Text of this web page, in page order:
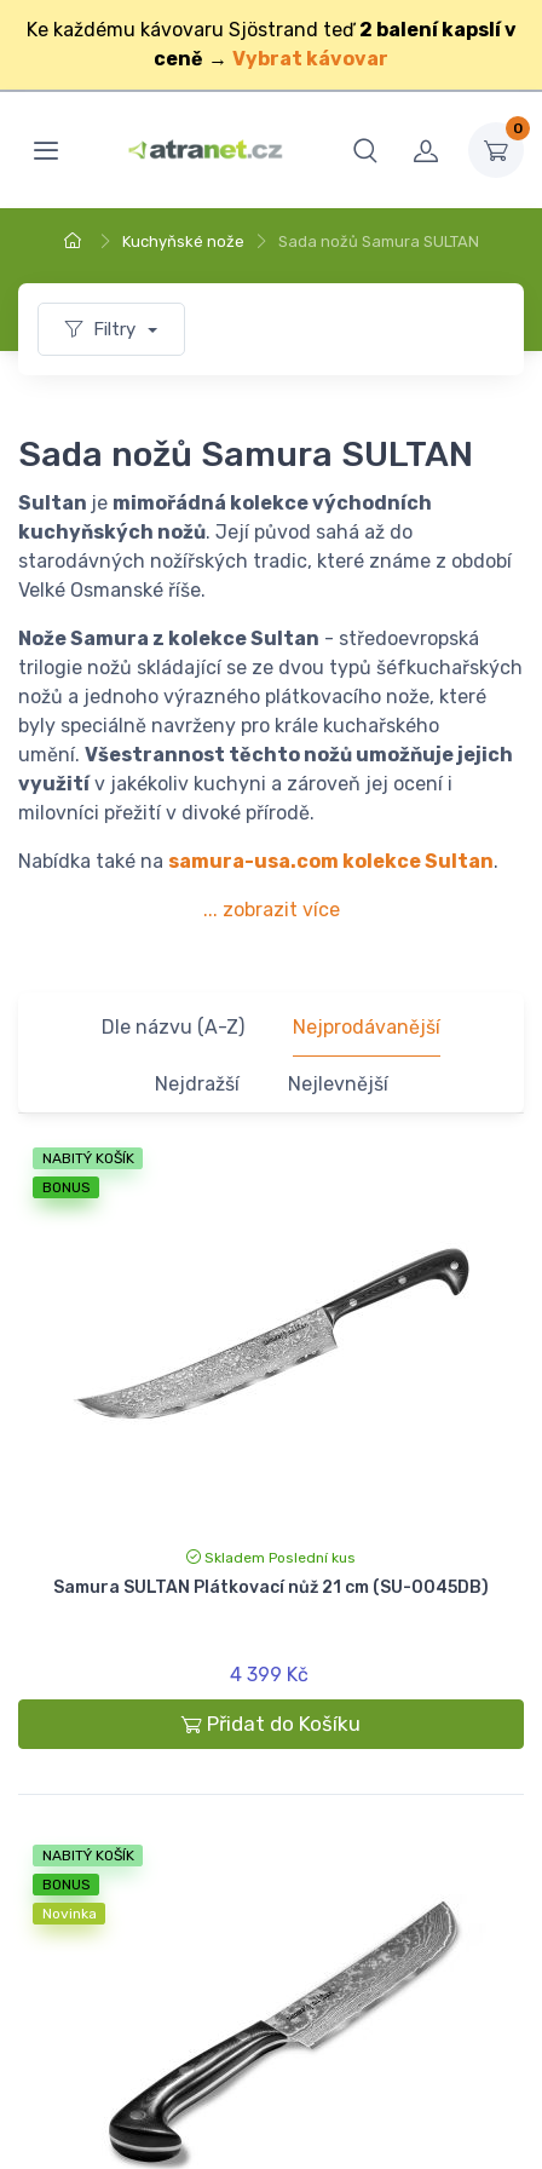
Ke každému kávovaru Sjöstrand teď 2 balení kapslí v
ceně → Vybrat kávovar
0
Kuchyňské nože Sada nožů Samura SULTAN
Filtry
Sada nožů Samura SULTAN
Sultan je mimořádná kolekce východních
kuchyňských nožů. Její původ sahá až do
starodávných nožířských tradic, které známe z období
Velké Osmanské říše.
Nože Samura z kolekce Sultan - středoevropská
trilogie nožů skládající se ze dvou typů šéfkuchařských
nožů a jednoho výrazného plátkovacího nože, které
byly speciálně navrženy pro krále kuchařského
umění. Všestrannost těchto nožů umožňuje jejich
využitív jakékoliv kuchyni a zároveň jej ocení i
milovníci přežití v divoké přírodě.
Nabídka také na samura-usa.com kolekce Sultan.
... zobrazit více
Dle názvu (A-Z) Nejprodávanější
Nejdražší Nejlevnější
NABITÝ KOŠÍK
BONUS
Skladem Poslední kus
Samura SULTAN Plátkovací nůž 21 cm (SU-0045DB)
4 399 Kč
Přidat do Košíku
NABITÝ KOŠÍK
BONUS
Novinka